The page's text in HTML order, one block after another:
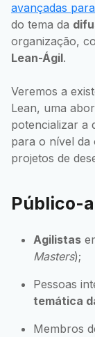
avançadas
do tema da
organização,
Lean-Ágil.
Veremos a
Lean, uma
potencializar a
para o nível da
projetos de
Público-
Agilistas
Masters);
Pessoas
temática
Membros